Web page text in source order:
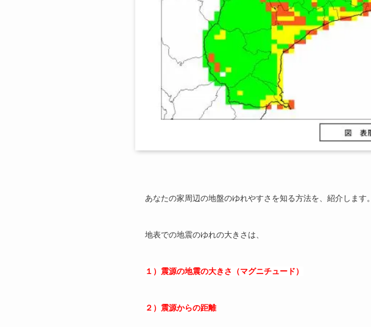
あなたの家周辺の地盤のゆれやすさを知る方法を、紹介します。
地表での地震のゆれの大きさは、
１）震源の地震の大きさ（マグニチュード）
２）震源からの距離